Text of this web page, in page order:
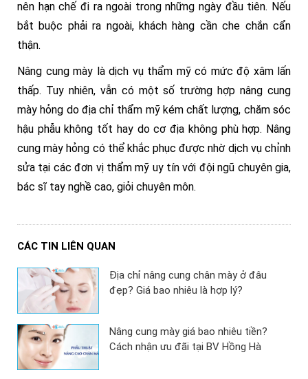
nên hạn chế đi ra ngoài trong những ngày đầu tiên. Nếu
bắt buộc phải ra ngoài, khách hàng cần che chắn cẩn
thận.
Nâng cung mày là dịch vụ thẩm mỹ có mức độ xâm lấn
thấp. Tuy nhiên, vẫn có một số trường hợp nâng cung
mày hỏng do địa chỉ thẩm mỹ kém chất lượng, chăm sóc
hậu phẫu không tốt hay do cơ địa không phù hợp. Nâng
cung mày hỏng có thể khắc phục được nhờ dịch vụ chỉnh
sửa tại các đơn vị thẩm mỹ uy tín với đội ngũ chuyên gia,
bác sĩ tay nghề cao, giỏi chuyên môn.
CÁC TIN LIÊN QUAN
Địa chỉ nâng cung chân mày ở đâu
đẹp? Giá bao nhiêu là hợp lý?
Nâng cung mày giá bao nhiêu tiền?
Cách nhận ưu đãi tại BV Hồng Hà